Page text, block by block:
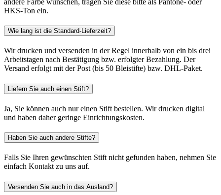
HKS-Ton ein.
Wie lang ist die Standard-Lieferzeit?
Wir drucken und versenden in der Regel innerhalb von ein bis drei
Arbeitstagen nach Bestätigung bzw. erfolgter Bezahlung. Der
Versand erfolgt mit der Post (bis 50 Bleistifte) bzw. DHL-Paket.
Liefern Sie auch einen Stift?
Ja, Sie können auch nur einen Stift bestellen. Wir drucken digital
und haben daher geringe Einrichtungskosten.
Haben Sie auch andere Stifte?
Falls Sie Ihren gewünschten Stift nicht gefunden haben, nehmen Sie
einfach Kontakt zu uns auf.
Versenden Sie auch in das Ausland?